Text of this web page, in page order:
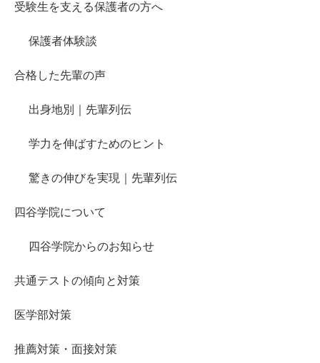
受験生を支える保護者の方へ
保護者体験談
合格した先輩の声
出身地別｜先輩列伝
学力を伸ばすためのヒント
驚きの伸びを実現｜先輩列伝
四谷学院について
四谷学院からのお知らせ
共通テストの傾向と対策
医学部対策
推薦対策・面接対策